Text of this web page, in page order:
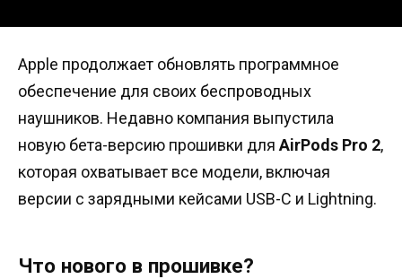
Apple продолжает обновлять программное
обеспечение для своих беспроводных
наушников. Недавно компания выпустила
новую бета-версию прошивки для AirPods Pro 2,
которая охватывает все модели, включая
версии с зарядными кейсами USB-C и Lightning.
Что нового в прошивке?